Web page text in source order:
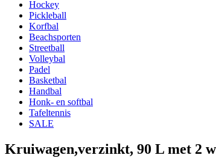
Hockey
Pickleball
Korfbal
Beachsporten
Streetball
Volleybal
Padel
Basketbal
Handbal
Honk- en softbal
Tafeltennis
SALE
Kruiwagen,verzinkt, 90 L met 2